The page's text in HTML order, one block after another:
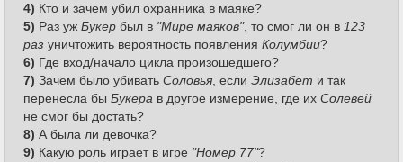
4) Кто и зачем убил охранника в маяке?
5) Раз уж Букер был в "Мире маяков", то смог ли он в 123
раз уничтожить вероятность появления Колумбии?
6) Где вход/начало цикла произошедшего?
7) Зачем было убивать Соловья , если Элизабет и так
перенесла бы Букера в другое измерение, где их Солевей
не смог бы достать?
8) А была ли девочка?
9) Какую роль играет в игре "Номер 77"?